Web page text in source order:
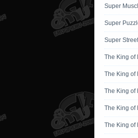
Super
Super
Super
The King of
The King of
The King of
The King of
The King of